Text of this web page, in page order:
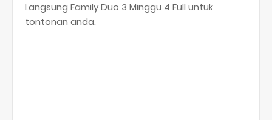
Langsung Family Duo 3 Minggu 4 Full untuk
tontonan anda.